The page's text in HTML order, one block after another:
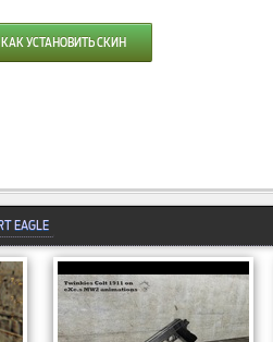
КАК УСТАНОВИТЬ СКИН
EAGLE